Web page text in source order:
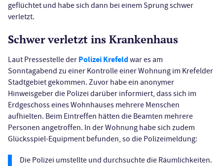
geflüchtet und habe sich dann bei einem Sprung schwer
verletzt.
Schwer verletzt ins Krankenhaus
Laut Pressestelle der Polizei Krefeldwar es am
Sonntagabend zu einer Kontrolle einer Wohnung im Krefelder
Stadtgebiet gekommen. Zuvor habe ein anonymer
Hinweisgeber die Polizei darüber informiert, dass sich im
Erdgeschoss eines Wohnhauses mehrere Menschen
aufhielten. Beim Eintreffen hätten die Beamten mehrere
Personen angetroffen. In der Wohnung habe sich zudem
Glücksspiel-Equipment befunden, so die Polizeimeldung:
Die Polizei umstellte und durchsuchte die Räumlichkeiten.